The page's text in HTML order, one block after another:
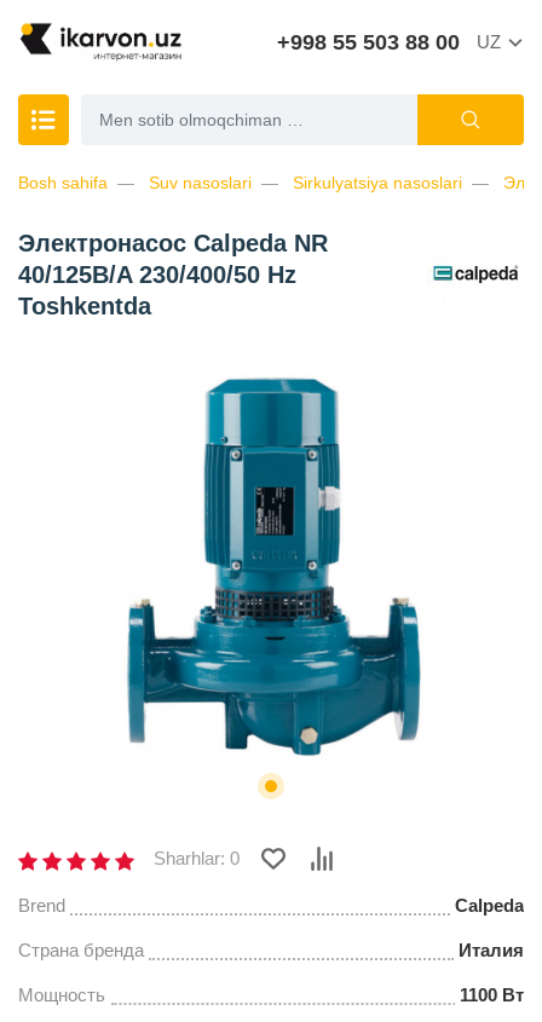
+998 55 503 88 00 UZ
Bosh sahifa Suv nasoslari Sirkulyatsiya nasoslari
Электронасос Calpeda NR
40/125B/A 230/400/50 Hz
Toshkentda
Sharhlar: 0
Brend Calpeda
Страна бренда Италия
Мощность 1100 Вт